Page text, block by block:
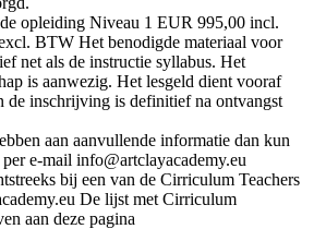
opleiding Niveau 1 EUR 995,00 incl.
BTW Het benodigde materiaal voor
net als de instructie syllabus. Het
is aanwezig. Het lesgeld dient vooraf
de inschrijving is definitief na ontvangst
aan aanvullende informatie dan kun
e-mail info@artclayacademy.eu
bij een van de Cirriculum Teachers
De lijst met Cirriculum
aan deze pagina